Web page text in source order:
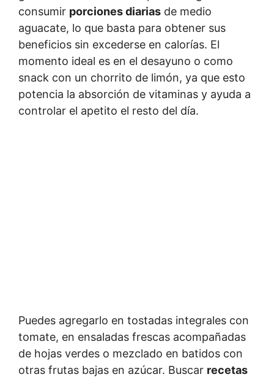
consumir porciones diarias de medio
aguacate, lo que basta para obtener sus
beneficios sin excederse en calorías. El
momento ideal es en el desayuno o como
snack con un chorrito de limón, ya que esto
potencia la absorción de vitaminas y ayuda a
controlar el apetito el resto del día.
Puedes agregarlo en tostadas integrales con
tomate, en ensaladas frescas acompañadas
de hojas verdes o mezclado en batidos con
otras frutas bajas en azúcar. Buscar recetas